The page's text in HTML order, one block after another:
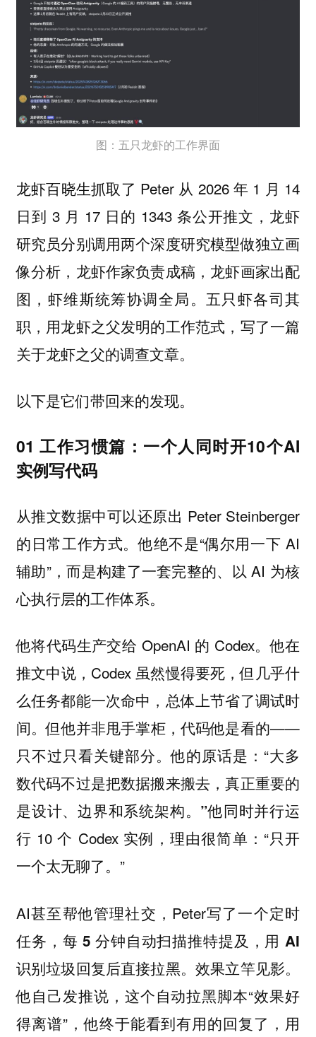
图：五只龙虾的工作界面
龙虾百晓生抓取了 Peter 从 2026 年 1 月 14
日到 3 月 17 日的 1343 条公开推文，龙虾
研究员分别调用两个深度研究模型做独立画
像分析，龙虾作家负责成稿，龙虾画家出配
图，虾维斯统筹协调全局。五只虾各司其
职，用龙虾之父发明的工作范式，写了一篇
关于龙虾之父的调查文章。
以下是它们带回来的发现。
01 工作习惯篇：一个人同时开10个AI
实例写代码
从推文数据中可以还原出 Peter Steinberger
的日常工作方式。他绝不是“偶尔用一下 AI
辅助”，而是构建了一套完整的、以 AI 为核
心执行层的工作体系。
他将代码生产交给 OpenAI 的 Codex。他在
推文中说，Codex 虽然慢得要死，但几乎什
么任务都能一次命中，总体上节省了调试时
间。但他并非甩手掌柜，代码他是看的——
只不过只看关键部分。他的原话是：“大多
数代码不过是把数据搬来搬去，真正重要的
是设计、边界和系统架构。”他同时并行运
行 10 个 Codex 实例，理由很简单：“只开
一个太无聊了。”
AI甚至帮他管理社交，Peter写了一个定时
任务， 每 5 分钟自动扫描推特提及，用 AI
识别垃圾回复后直接拉黑。效果立竿见影。
他自己发推说，这个自动拉黑脚本“效果好
得离谱”，他终于能看到有用的回复了，用